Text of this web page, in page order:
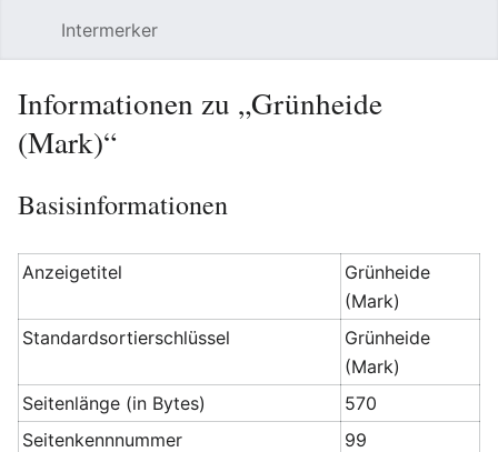
Intermerker
Informationen zu „Grünheide
(Mark)“
Basisinformationen
Anzeigetitel
Grünheide
(Mark)
Standardsortierschlüssel
Grünheide
(Mark)
Seitenlänge (in Bytes)
570
Seitenkennnummer
99